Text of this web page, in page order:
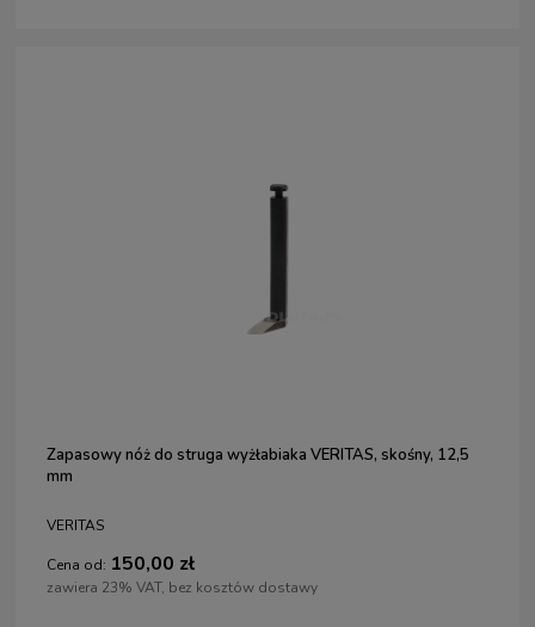
Zapasowy nóż do struga wyżłabiaka VERITAS, skośny, 12,5
mm
VERITAS
Cena od: 150,00 zł
zawiera 23% VAT, bez kosztów dostawy